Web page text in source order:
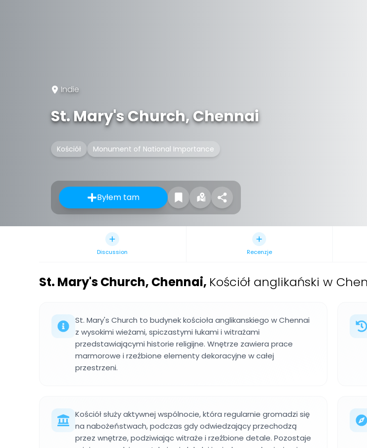
Indie
St. Mary's Church, Chennai
Kościół Monument of National Importance
Byłem tam
Discussion Recenzje
St. Mary's Church, Chennai, Kościół anglikański w
St. Mary's Church to budynek kościoła anglikanskiego w Chennai
z wysokimi wieżami, spiczastymi łukami i witrażami
przedstawiającymi historie religijne. Wnętrze zawiera prace
marmorowe i rzeźbione elementy dekoracyjne w całej
przestrzeni.
Kościół służy aktywnej wspólnocie, która regularnie gromadzi się
na nabożeństwach, podczas gdy odwiedzający przechodzą
przez wnętrze, podziwiając witraże i rzeźbione detale. Pozostaje